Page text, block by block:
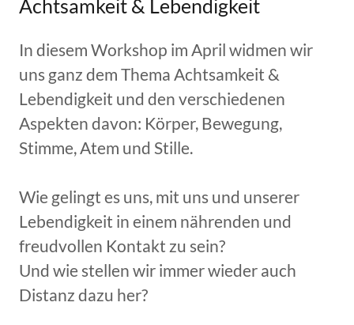
Achtsamkeit & Lebendigkeit
In diesem Workshop im April widmen wir
uns ganz dem Thema Achtsamkeit &
Lebendigkeit und den verschiedenen
Aspekten davon: Körper, Bewegung,
Stimme, Atem und Stille.
Wie gelingt es uns, mit uns und unserer
Lebendigkeit in einem nährenden und
freudvollen Kontakt zu sein?
Und wie stellen wir immer wieder auch
Distanz dazu her?